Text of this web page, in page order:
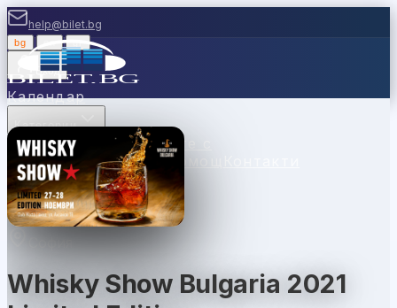
help@bilet.bg
bg |
Вход
Календар
Категории
МестаКаси
Продавайте с
насВаучериНовиниПомощ
София
Whisky Show Bulgaria 2021